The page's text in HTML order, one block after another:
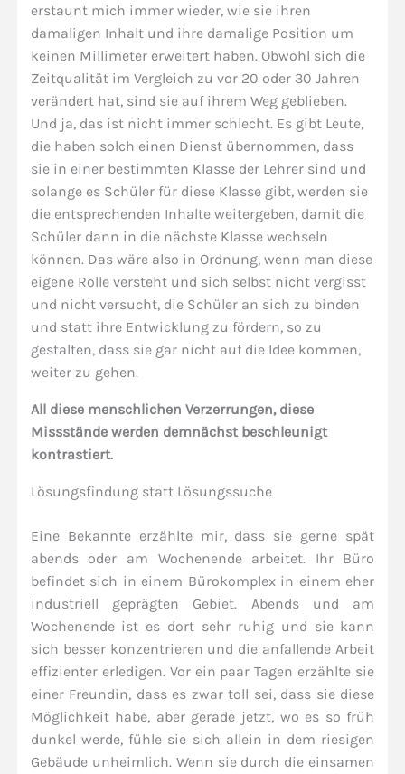
erstaunt mich immer wieder, wie sie ihren
damaligen Inhalt und ihre damalige Position um
keinen Millimeter erweitert haben. Obwohl sich die
Zeitqualität im Vergleich zu vor 20 oder 30 Jahren
verändert hat, sind sie auf ihrem Weg geblieben.
Und ja, das ist nicht immer schlecht. Es gibt Leute,
die haben solch einen Dienst übernommen, dass
sie in einer bestimmten Klasse der Lehrer sind und
solange es Schüler für diese Klasse gibt, werden sie
die entsprechenden Inhalte weitergeben, damit die
Schüler dann in die nächste Klasse wechseln
können. Das wäre also in Ordnung, wenn man diese
eigene Rolle versteht und sich selbst nicht vergisst
und nicht versucht, die Schüler an sich zu binden
und statt ihre Entwicklung zu fördern, so zu
gestalten, dass sie gar nicht auf die Idee kommen,
weiter zu gehen.
All diese menschlichen Verzerrungen, diese
Missstände werden demnächst beschleunigt
kontrastiert.
Lösungsfindung statt Lösungssuche
Eine Bekannte erzählte mir, dass sie gerne spät
abends oder am Wochenende arbeitet. Ihr Büro
befindet sich in einem Bürokomplex in einem eher
industriell geprägten Gebiet. Abends und am
Wochenende ist es dort sehr ruhig und sie kann
sich besser konzentrieren und die anfallende Arbeit
effizienter erledigen. Vor ein paar Tagen erzählte sie
einer Freundin, dass es zwar toll sei, dass sie diese
Möglichkeit habe, aber gerade jetzt, wo es so früh
dunkel werde, fühle sie sich allein in dem riesigen
Gebäude unheimlich. Wenn sie durch die einsamen